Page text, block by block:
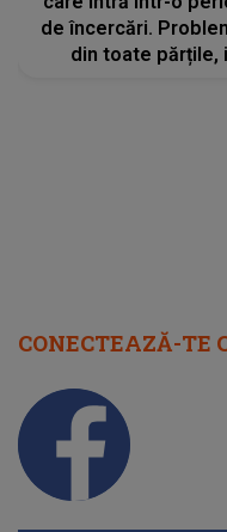
de încercări.
din toate părțile,
CONECTEAZĂ-TE